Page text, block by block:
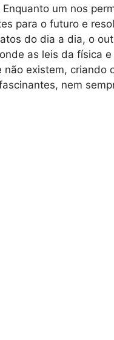
um nos
para o futuro e
do dia a dia, o
as leis da física
não existem, criando
nem